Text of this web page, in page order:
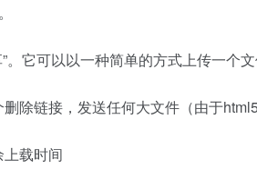
。它可以以一种简单的方式上传一个
除链接，发送任何大文件（由于
载时间